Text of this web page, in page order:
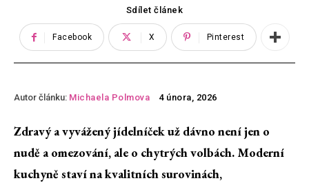
Sdílet článek
Facebook X Pinterest
Autor článku: Michaela Polmova 4 února, 2026
Zdravý a vyvážený jídelníček už dávno není jen o
nudě a omezování, ale o chytrých volbách. Moderní
kuchyně staví na kvalitních surovinách,